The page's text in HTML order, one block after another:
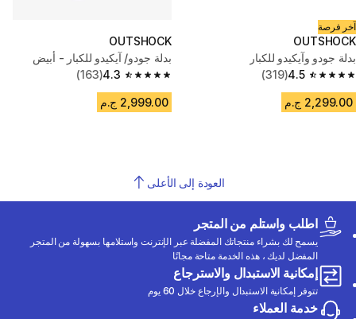
آخر فرصة
OUTSHOCK
بدلة جودو وآيكيدو للكبار
4.5
4.5 out of 5 stars from 319 reviews
(319)
2,299.00 ج.م
OUTSHOCK
بدلة جودو/ آيكيدو للكبار - أبيض
4.3
4.3 out of 5 stars from 163 reviews
(163)
2,999.00 ج.م
العودة إلى الأعلى
اطلب واستلم من المتجر
يسمح لك بشراء منتجاتك المفضلة عبر الإنترنت واستلامها بسهولة من المتجر
المفضل لديك ، هذه الخدمة متاحة مجانًا
إمكانية الاستبدال والاسترجاع
تتوفر إمكانية الاستبدال والإرجاع خلال 60 يوم
خدمة العملاء